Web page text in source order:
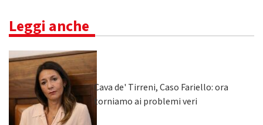
Leggi anche
Cava de' Tirreni, Caso Fariello: ora
torniamo ai problemi veri